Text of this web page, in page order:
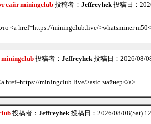
сайт miningclub 投稿者： Jeffreyhek投稿日：
<a href=https://miningclub.live/>whatsminer
miningclub 投稿者： Jeffreyhek投稿日：2026/08/
href=https://miningclub.live/>asic майнер</a>
投稿者： Jeffreyhek投稿日：2026/08/08(Sat)